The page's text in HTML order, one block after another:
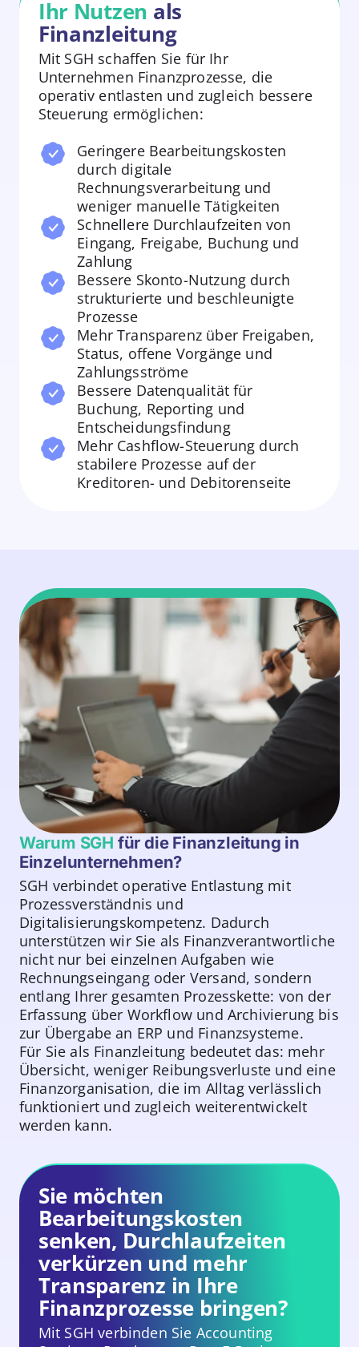
Ihr Nutzen als
Finanzleitung
Mit SGH schaffen Sie für Ihr
Unternehmen Finanzprozesse, die
operativ entlasten und zugleich bessere
Steuerung ermöglichen:
Geringere Bearbeitungskosten
durch digitale
Rechnungsverarbeitung und
weniger manuelle Tätigkeiten
Schnellere Durchlaufzeiten von
Eingang, Freigabe, Buchung und
Zahlung
Bessere Skonto-Nutzung durch
strukturierte und beschleunigte
Prozesse
Mehr Transparenz über Freigaben,
Status, offene Vorgänge und
Zahlungsströme
Bessere Datenqualität für
Buchung, Reporting und
Entscheidungsfindung
Mehr Cashflow-Steuerung durch
stabilere Prozesse auf der
Kreditoren- und Debitorenseite
Warum SGH für die Finanzleitung in
Einzelunternehmen?
SGH verbindet operative Entlastung mit
Prozessverständnis und
Digitalisierungskompetenz. Dadurch
unterstützen wir Sie als Finanzverantwortliche
nicht nur bei einzelnen Aufgaben wie
Rechnungseingang oder Versand, sondern
entlang Ihrer gesamten Prozesskette: von der
Erfassung über Workflow und Archivierung bis
zur Übergabe an ERP und Finanzsysteme.
Für Sie als Finanzleitung bedeutet das: mehr
Übersicht, weniger Reibungsverluste und eine
Finanzorganisation, die im Alltag verlässlich
funktioniert und zugleich weiterentwickelt
werden kann.
Sie möchten
Bearbeitungskosten
senken, Durchlaufzeiten
verkürzen und mehr
Transparenz in Ihre
Finanzprozesse bringen?
Mit SGH verbinden Sie Accounting